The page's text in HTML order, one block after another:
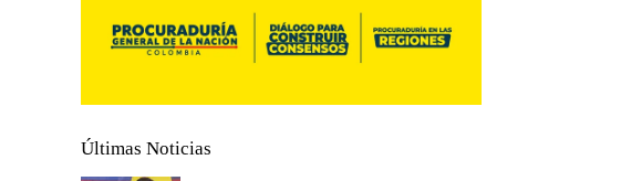
Últimas Noticias